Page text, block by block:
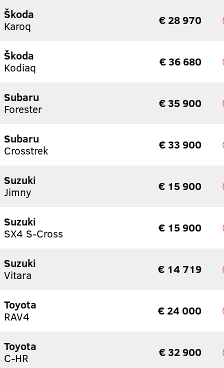
Škoda
Karoq
€ 28 970
Škoda
Kodiaq
€ 36 680
Subaru
Forester
€ 35 900
Subaru
Crosstrek
€ 33 900
Suzuki
Jimny
€ 15 900
Suzuki
SX4 S-Cross
€ 15 900
Suzuki
Vitara
€ 14 719
Toyota
RAV4
€ 24 000
Toyota
C-HR
€ 32 900